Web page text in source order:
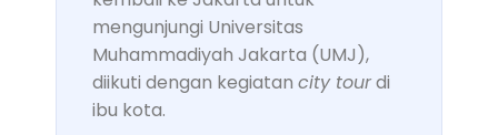
mengunjungi Universitas
Muhammadiyah Jakarta (UMJ),
diikuti dengan kegiatan city tourdi
ibu kota.